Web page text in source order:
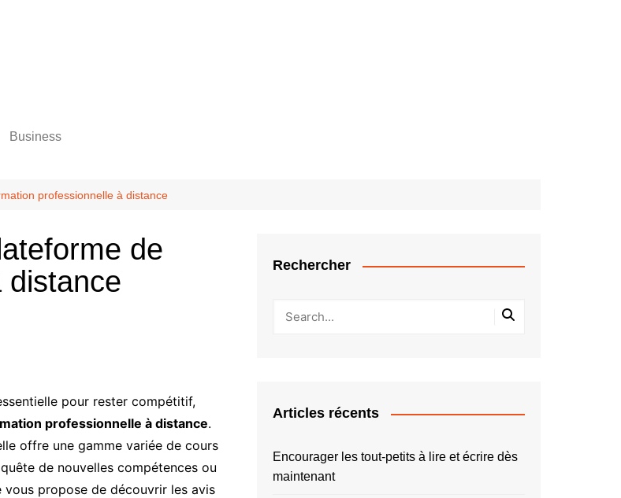
Business
professionnelle à distance
de
distance
pour rester compétitif,
professionnelle à distance.
offre une gamme variée de cours
de nouvelles compétences ou
propose de découvrir les avis
Rechercher
Articles récents
Encourager les tout-petits à lire et écrire dès
maintenant